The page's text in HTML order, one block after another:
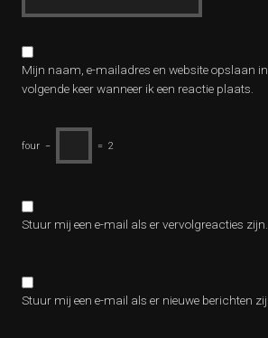
Mijn naam, e-mailadres en website opslaan
volgende keer wanneer ik een reactie plaats.
four − = 2
Stuur mij een e-mail als er vervolgreacties zijn.
Stuur mij een e-mail als er nieuwe berichten